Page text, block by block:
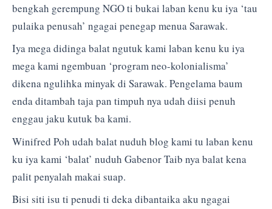
bengkah gerempung NGO ti bukai laban kenu ku iya ‘tau
pulaika penusah’ ngagai penegap menua Sarawak.
Iya mega didinga balat ngutuk kami laban kenu ku iya
mega kami ngembuan ‘program neo-kolonialisma’
dikena ngulihka minyak di Sarawak. Pengelama baum
enda ditambah taja pan timpuh nya udah diisi penuh
enggau jaku kutuk ba kami.
Winifred Poh udah balat nuduh blog kami tu laban kenu
ku iya kami ‘balat’ nuduh Gabenor Taib nya balat kena
palit penyalah makai suap.
Bisi siti isu ti penudi ti deka dibantaika aku ngagai